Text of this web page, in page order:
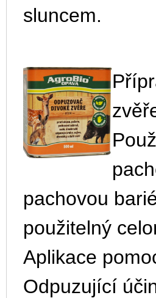
sluncem.
pachovou
použitelný
Aplikace
Odpuzující